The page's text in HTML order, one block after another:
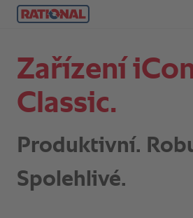
Zařízení
Classic.
Produktivní.
Spolehlivé.